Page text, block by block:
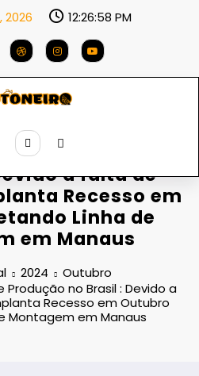
12:26:59 PM
Produção
a falta de
Recesso em
Linha de
em Manaus
2024
Outubro
no Brasil : Devido a
Recesso em Outubro
Montagem em Manaus